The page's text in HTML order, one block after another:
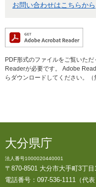
お問い合わせはこちらから
PDF形式のファイルをご覧いた
Readerが必要です。
Adobe
らダウンロードしてください。（
大分県庁
法人番号1000020440001
〒870-8501 大分市大手町3丁目
電話番号：097-536-1111（代表